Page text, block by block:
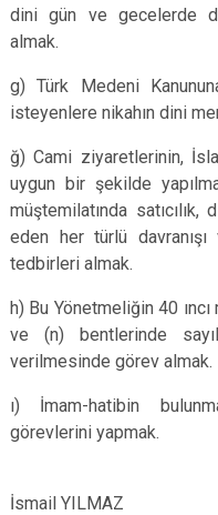
dini gün ve gecelerde
almak.
g) Türk Medeni
isteyenlere nikahın dini
ğ) Cami ziyaretlerinin,
uygun bir şekilde
müştemilatında
eden her türlü
tedbirleri almak.
h) Bu Yönetmeliğin 40
ve (n) bentlerinde
verilmesinde görev almak.
ı) İmam-hatibin
görevlerini yapmak.
İsmail YILMAZ